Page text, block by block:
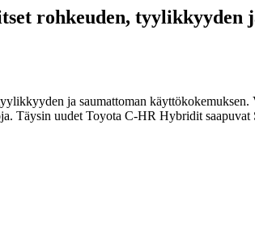
rohkeuden, tyylikkyyden
ja saumattoman
Täysin uudet Toyota C-HR Hybridit